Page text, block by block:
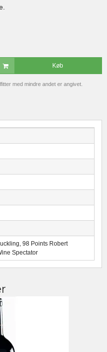
Køb
med mindre andet er angivet.
98 Points Robert
Spectator